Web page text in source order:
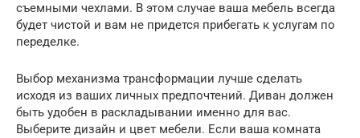
съемными чехлами. В этом случае ваша мебель всегда
будет чистой и вам не придется прибегать к услугам по
переделке.
Выбор механизма трансформации лучше сделать
исходя из ваших личных предпочтений. Диван должен
быть удобен в раскладывании именно для вас.
Выберите дизайн и цвет мебели. Если ваша комната